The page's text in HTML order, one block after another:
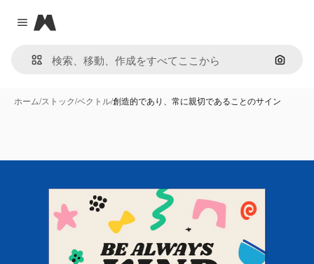
Close menu
Magnific
画像で
ホーム/ストック/ベクトル/創造的であり、常に親切であることのサイン